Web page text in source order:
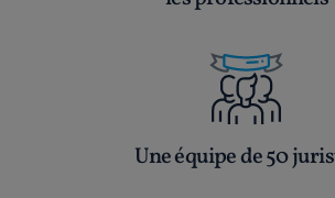
Une équipe de 50